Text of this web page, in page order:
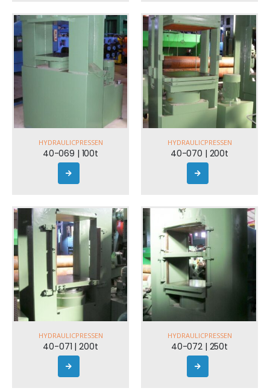
HYDRAULICPRESSEN
40-069 | 100t
HYDRAULICPRESSEN
40-070 | 200t
HYDRAULICPRESSEN
40-071 | 200t
HYDRAULICPRESSEN
40-072 | 250t